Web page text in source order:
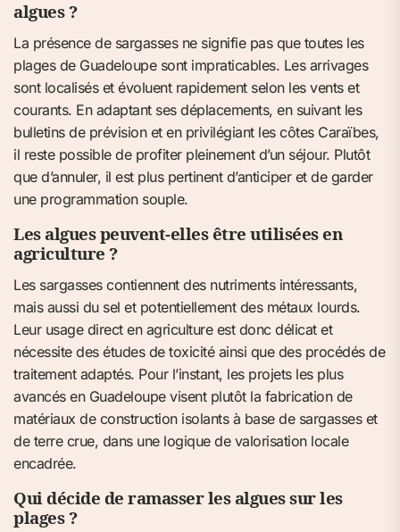
algues ?
La présence de sargasses ne signifie pas que toutes les
plages de Guadeloupe sont impraticables. Les arrivages
sont localisés et évoluent rapidement selon les vents et
courants. En adaptant ses déplacements, en suivant les
bulletins de prévision et en privilégiant les côtes Caraïbes,
il reste possible de profiter pleinement d’un séjour. Plutôt
que d’annuler, il est plus pertinent d’anticiper et de garder
une programmation souple.
Les algues peuvent-elles être utilisées en
agriculture ?
Les sargasses contiennent des nutriments intéressants,
mais aussi du sel et potentiellement des métaux lourds.
Leur usage direct en agriculture est donc délicat et
nécessite des études de toxicité ainsi que des procédés de
traitement adaptés. Pour l’instant, les projets les plus
avancés en Guadeloupe visent plutôt la fabrication de
matériaux de construction isolants à base de sargasses et
de terre crue, dans une logique de valorisation locale
encadrée.
Qui décide de ramasser les algues sur les
plages ?